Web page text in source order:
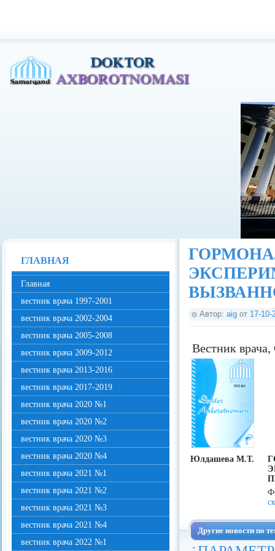
Автор: aig от 17-10-
Вестник
Юлдашева М.Т.
Другие новости по
ГЛАВНАЯ
Главная
вестник врача 1997-2001
вестник врача 2002-2004
вестник врача 2005-2008
вестник врача 2009-2012
вестник врача 2013-2016
вестник врача 2017-2019
вестник врача 2020 №1
вестник врача 2020 №2
вестник врача 2020 №3
вестник врача 2020 №4
вестник врача 2021 №1
вестник врача 2021 №2
вестник врача 2021 №3
вестник врача 2021 №4
вестник врача 2022 №1